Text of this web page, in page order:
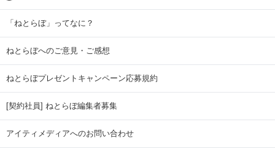
「ねとらぼ」ってなに？
ねとらぼへのご意見・ご感想
ねとらぼプレゼントキャンペーン応募規約
[契約社員] ねとらぼ編集者募集
アイティメディアへのお問い合わせ